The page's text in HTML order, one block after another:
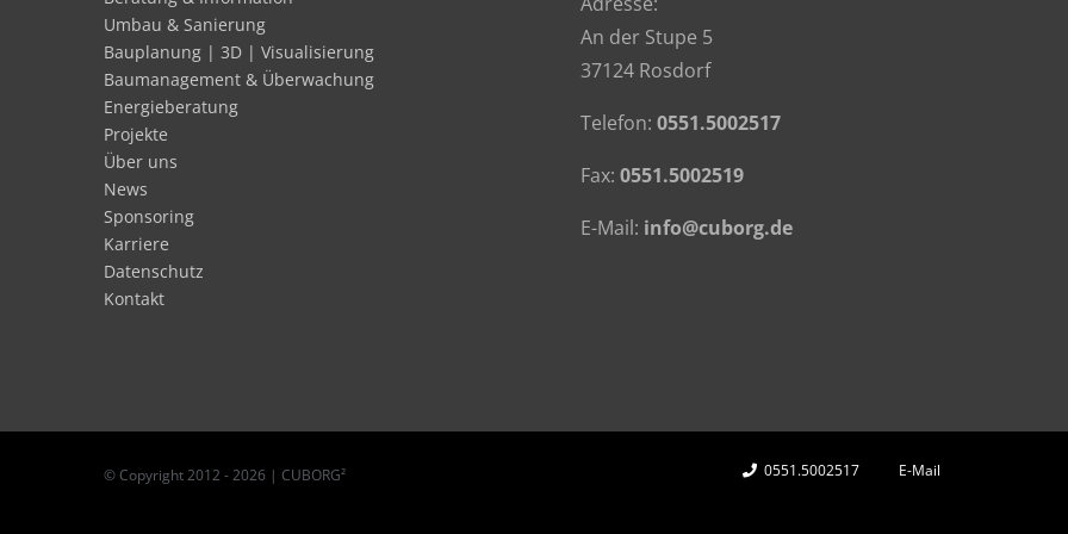
Umbau & Sanierung
Bauplanung | 3D | Visualisierung
Baumanagement & Überwachung
Energieberatung
Projekte
Über uns
News
Sponsoring
Karriere
Datenschutz
Kontakt
An der Stupe 5
37124 Rosdorf
Telefon: 0551.5002517
Fax: 0551.5002519
E-Mail: info@cuborg.de
© Copyright 2012 -2026 | CUBORG² 0551.5002517 E-Mail